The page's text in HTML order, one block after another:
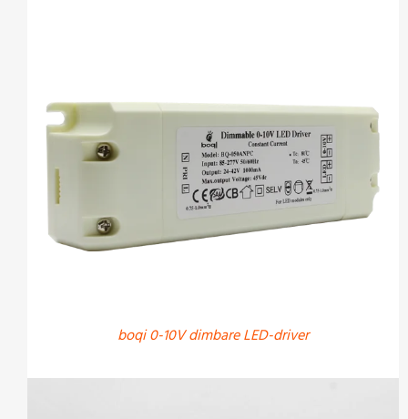
boqi 0-10V dimbare LED-driver